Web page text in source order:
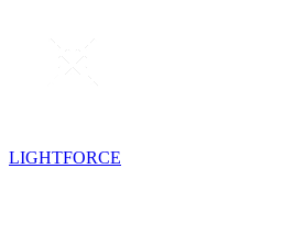
LIGHTFORCE